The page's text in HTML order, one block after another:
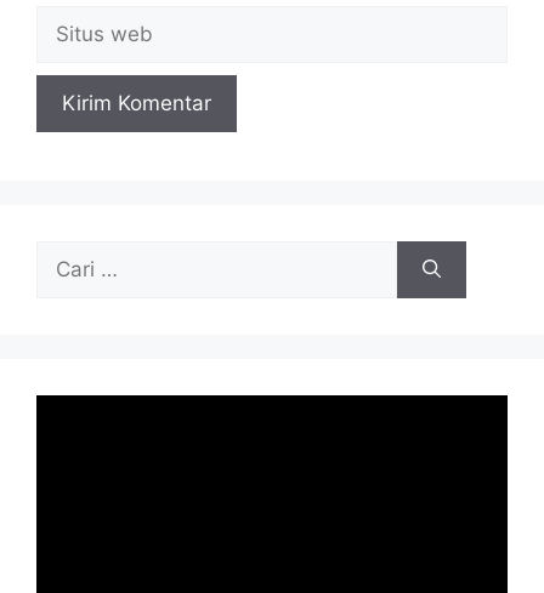
Situs
web
Cari